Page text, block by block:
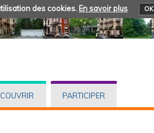
des cookies. En savoir plus OK
PARTICIPER